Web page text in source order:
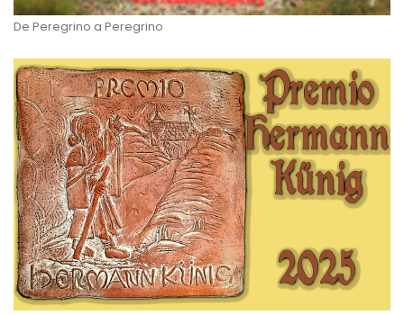
De Peregrino a Peregrino